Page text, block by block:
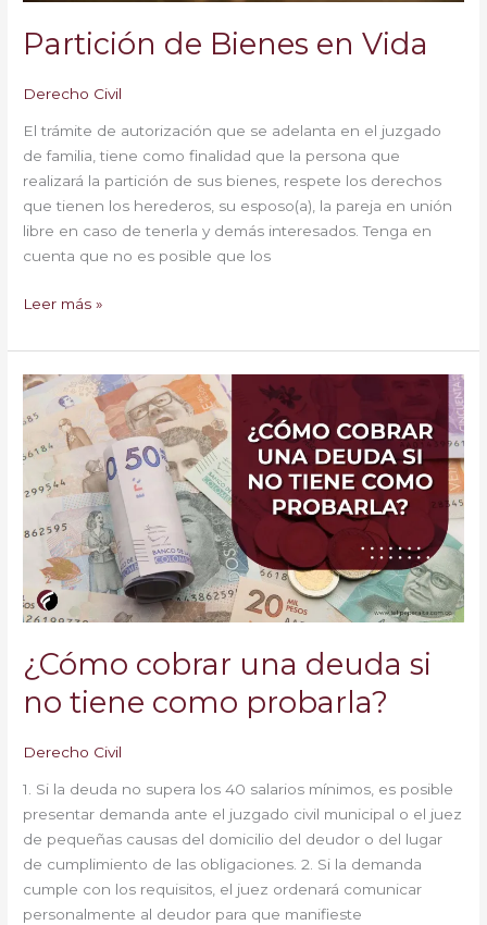
Partición de Bienes en Vida
Derecho Civil
El trámite de autorización que se adelanta en el juzgado
de familia, tiene como finalidad que la persona que
realizará la partición de sus bienes, respete los derechos
que tienen los herederos, su esposo(a), la pareja en unión
libre en caso de tenerla y demás interesados. Tenga en
cuenta que no es posible que los
Leer más »
¿Cómo cobrar una deuda si
no tiene como probarla?
Derecho Civil
1. Si la deuda no supera los 40 salarios mínimos, es posible
presentar demanda ante el juzgado civil municipal o el juez
de pequeñas causas del domicilio del deudor o del lugar
de cumplimiento de las obligaciones. 2. Si la demanda
cumple con los requisitos, el juez ordenará comunicar
personalmente al deudor para que manifieste
¿Cómo
cobrar
deuda
si
tiene
como
probarla?